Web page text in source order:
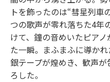
トを飾ったのは“彗星列車
つの歌声が零れ落ちた4年
けて、鐘の音めいたピア
た一瞬。まふまふに導か
銀テープが煌めき、歓声
ろした。